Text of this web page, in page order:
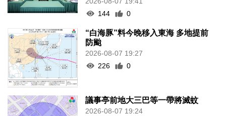
144
0
“白海豚”料今晚移入東海 多地提前
防颱
2026-08-07 19:27
226
0
議事亭前地大三巴等一帶將滅蚊
2026-08-07 19:24